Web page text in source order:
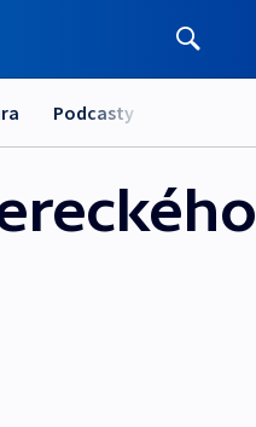
Podcasty